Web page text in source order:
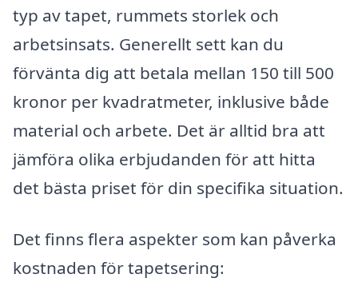
typ av tapet, rummets storlek och
arbetsinsats. Generellt sett kan du
förvänta dig att betala mellan 150 till 500
kronor per kvadratmeter, inklusive både
material och arbete. Det är alltid bra att
jämföra olika erbjudanden för att hitta
det bästa priset för din specifika situation.
Det finns flera aspekter som kan påverka
kostnaden för tapetsering: